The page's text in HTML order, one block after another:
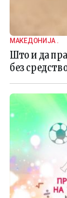
МАКЕДОНИЈА .
Што и да
без